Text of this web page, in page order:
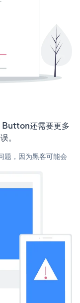
还需要更多
。
题，因为黑客可能会